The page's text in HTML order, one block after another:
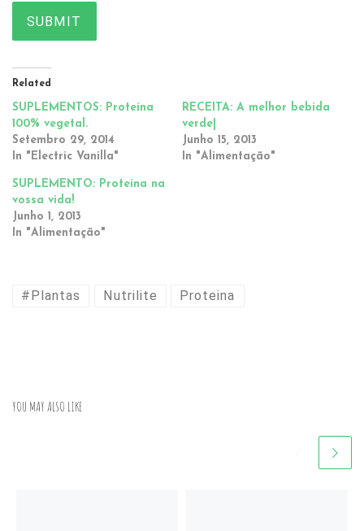
SUBMIT
Related
SUPLEMENTOS: Proteína
100% vegetal.
Setembro 29, 2014
In "Electric Vanilla"
RECEITA: A melhor bebida
verde|
Junho 15, 2013
In "Alimentação"
SUPLEMENTO: Proteína na
vossa vida!
Junho 1, 2013
In "Alimentação"
#Plantas Nutrilite Proteina
YOU MAY ALSO LIKE